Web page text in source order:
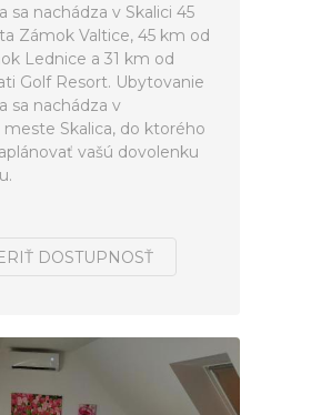
sa nachádza v Skalici 45
Zámok Valtice, 45 km od
Lednice a 31 km od
Golf Resort. Ubytovanie
sa nachádza v
Skalica, do ktorého
vašú dovolenku
DOSTUPNOSŤ